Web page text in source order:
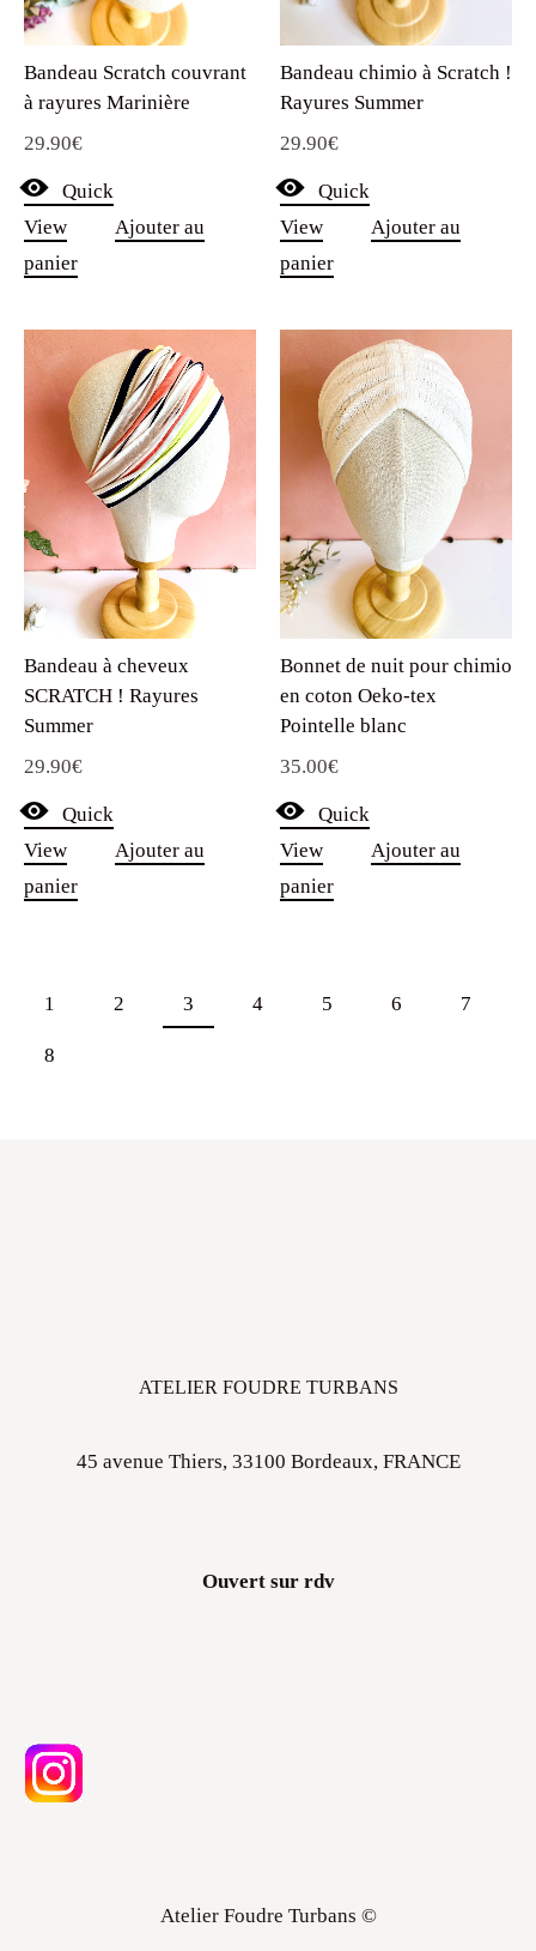
Bandeau Scratch couvrant
à rayures Marinière
29.90€
Quick
View
panier
Bandeau chimio à Scratch !
Rayures Summer
29.90€
Quick
View
panier
Bandeau à cheveux
SCRATCH ! Rayures
Summer
29.90€
Quick
View
panier
Bonnet de nuit pour chimio
en coton Oeko-tex
Pointelle blanc
35.00€
Quick
View
panier
8